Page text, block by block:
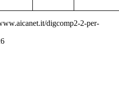
digcomp2-2-per-